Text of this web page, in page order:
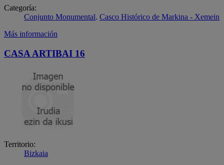
Categoría:
Conjunto Monumental. Casco Histórico de Markina - Xemein
Más información
CASA ARTIBAI 16
Territorio:
Bizkaia